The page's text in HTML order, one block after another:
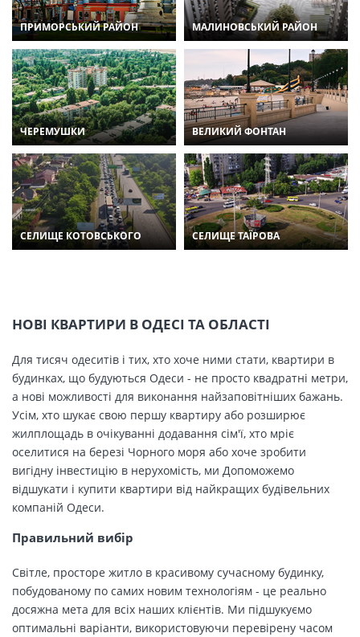
ПРИМОРСЬКИЙ РАЙОН МАЛИНОВСЬКИЙ РАЙОН
ЧЕРЕМУШКИ ВЕЛИКИЙ ФОНТАН
СЕЛИЩЕ КОТОВСЬКОГО СЕЛИЩЕ ТАЇРОВА
НОВІ КВАРТИРИ В ОДЕСІ ТА ОБЛАСТІ
Для тисяч одеситів і тих, хто хоче ними стати, квартири в
будинках, що будуються Одеси - не просто квадратні метри,
а нові можливості для виконання найзаповітніших бажань.
Усім, хто шукає свою першу квартиру або розширює
жилплощадь в очікуванні додавання сім'ї, хто мріє
оселитися на березі Чорного моря або хоче зробити
вигідну інвестицію в нерухомість, ми Допоможемо
відшукати і купити квартири від найкращих будівельних
компаній Одеси.
Правильний вибір
Світле, просторе житло в красивому сучасному будинку,
побудованому по самих новим технологіям - це реально
досяжна мета для всіх наших клієнтів. Ми підшукуємо
оптимальні варіанти, використовуючи перевірену часом